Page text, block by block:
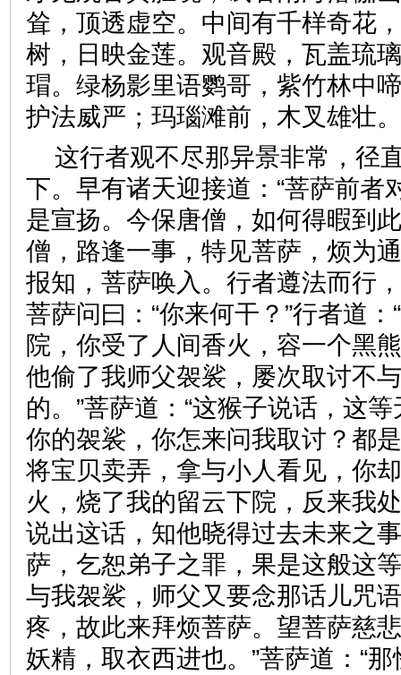
耸，顶透虚空。中间有千样奇花
树，日映金莲。观音殿，瓦盖琉
瑁。绿杨影里语鹦哥，紫竹林中
护法威严；玛瑙滩前，木叉
这行者观不尽那异景非常，径
下。早有诸天迎接道：“菩萨前者
是宣扬。今保唐僧，如何得暇到
僧，路逢一事，特见菩萨，烦为
报知，菩萨唤入。行者遵法而行
菩萨问曰：“你来何干？”行者道
院，你受了人间香火，容一个黑
他偷了我师父袈裟，屡次取讨不
的。”菩萨道：“这猴子说话，这
你的袈裟，你怎来问我取讨？都
将宝贝卖弄，拿与小人看见，你
火，烧了我的留云下院，反来我
说出这话，知他晓得过去未来之
萨，乞恕弟子之罪，果是这般这
与我袈裟，师父又要念那话儿咒
疼，故此来拜烦菩萨。望菩萨慈
妖精，取衣西进也。”菩萨道：“